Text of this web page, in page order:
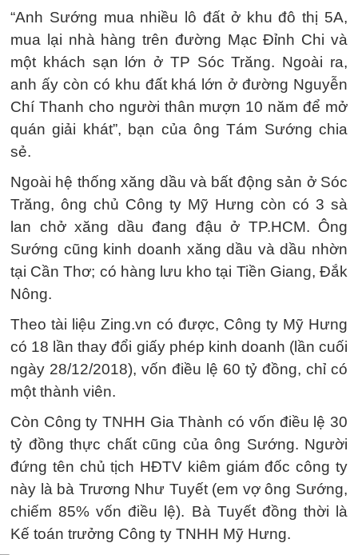
“Anh Sướng mua nhiều lô đất ở khu đô thị 5A,
mua lại nhà hàng trên đường Mạc Đỉnh Chi và
một khách sạn lớn ở TP Sóc Trăng. Ngoài ra,
anh ấy còn có khu đất khá lớn ở đường Nguyễn
Chí Thanh cho người thân mượn 10 năm để mở
quán giải khát”, bạn của ông Tám Sướng chia
sẻ.
Ngoài hệ thống xăng dầu và bất động sản ở Sóc
Trăng, ông chủ Công ty Mỹ Hưng còn có 3 sà
lan chở xăng dầu đang đậu ở TP.HCM. Ông
Sướng cũng kinh doanh xăng dầu và dầu nhờn
tại Cần Thơ; có hàng lưu kho tại Tiền Giang, Đắk
Nông.
Theo tài liệu Zing.vn có được, Công ty Mỹ Hưng
có 18 lần thay đổi giấy phép kinh doanh (lần cuối
ngày 28/12/2018), vốn điều lệ 60 tỷ đồng, chỉ có
một thành viên.
Còn Công ty TNHH Gia Thành có vốn điều lệ 30
tỷ đồng thực chất cũng của ông Sướng. Người
đứng tên chủ tịch HĐTV kiêm giám đốc công ty
này là bà Trương Như Tuyết (em vợ ông Sướng,
chiếm 85% vốn điều lệ). Bà Tuyết đồng thời là
Kế toán trưởng Công ty TNHH Mỹ Hưng.